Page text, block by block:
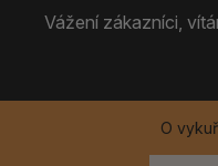
Vážení zákazníci,
O